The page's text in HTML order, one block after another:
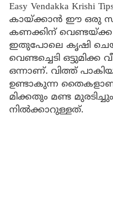
Easy Vendakka
കായ്ക്കാൻ ഈ ഒരു
കണക്കിന് വെണ്ടയ്ക്ക
ഇതുപോലെ കൃഷി
വെണ്ടച്ചെടി
ഒന്നാണ്. വിത്ത്
ഉണ്ടാകുന്ന
മിക്കതും മണ്ട
നിൽക്കാറുള്ളത്.